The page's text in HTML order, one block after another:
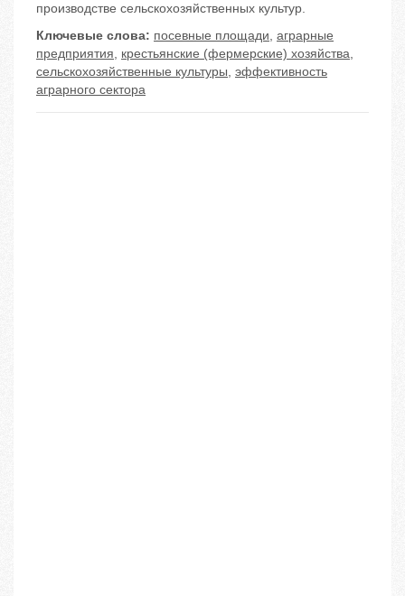
производстве сельскохозяйственных культур.
Ключевые слова: посевные площади, аграрные
предприятия, крестьянские (фермерские) хозяйства,
сельскохозяйственные культуры, эффективность
аграрного сектора